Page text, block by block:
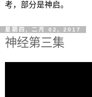
考，部分是神启。
星期四, 二月 02, 2017
神经第三集